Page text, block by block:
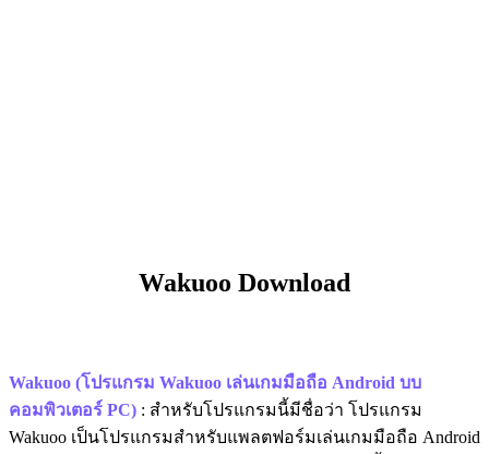
Wakuoo Download
Wakuoo (โปรแกรม Wakuoo เล่นเกมมือถือ Android บบ
คอมพิวเตอร์​ PC) : สำหรับโปรแกรมนี้มีชื่อว่า โปรแกรม
Wakuoo เป็นโปรแกรมสำหรับแพลตฟอร์มเล่นเกมมือถือ Android